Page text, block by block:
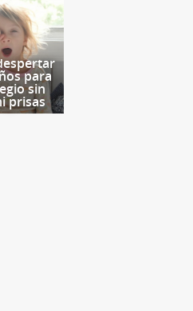
para
sin
prisas